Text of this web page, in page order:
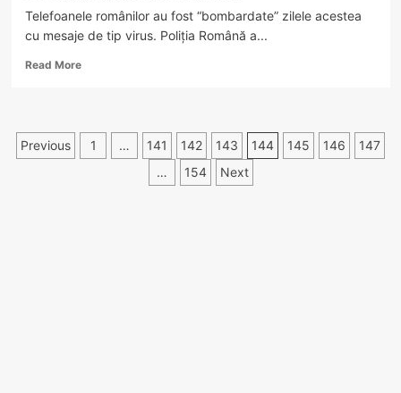
finalul
anului
Telefoanele românilor au fost “bombardate” zilele acestea
cu mesaje de tip virus. Poliţia Română a...
Read MoreRead
cibernetic
pe
Paginație
Previous 1 … 141 142 143 144 145 146
147
…
154 Next